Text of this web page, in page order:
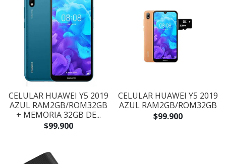
CELULAR HUAWEI Y5 2019
AZUL RAM2GB/ROM32GB
+ MEMORIA 32GB DE...
$99.900
CELULAR HUAWEI Y5 2019
AZUL RAM2GB/ROM32GB
$99.900